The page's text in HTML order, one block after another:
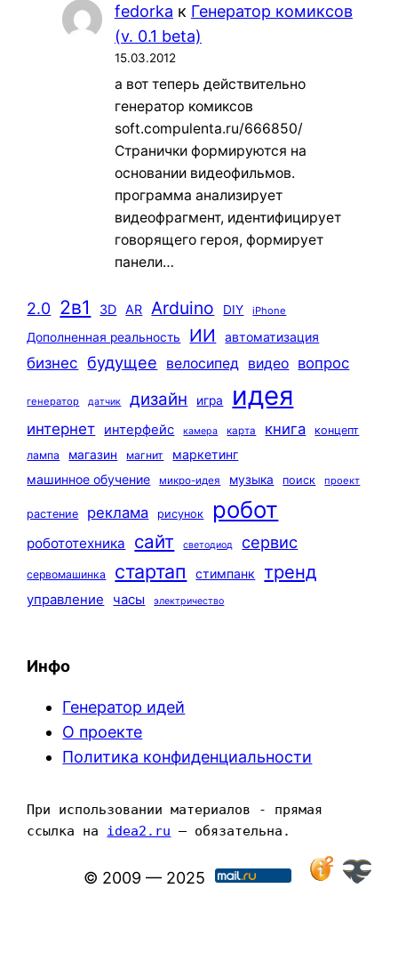
fedorka к Генератор комиксов
(v. 0.1 beta)
15.03.2012
а вот теперь действительно
генератор комиксов
soft.compulenta.ru/666850/
Странички формируются на
основании видеофильмов.
программа анализирует
видеофрагмент, идентифицирует
говорящего героя, формирует
панели…
2.0 2в1 3D AR Arduino DIY iPhone
Дополненная реальность ИИ автоматизация
бизнес будущее велосипед видео вопрос
генератор датчик дизайн игра идея
интернет интерфейс камера карта книга
концепт
лампа
магазин магнит
маркетинг
машинное обучение
микро-идея музыка поиск проект
растение реклама рисунок робот
робототехника сайт светодиод сервис
сервомашинка стартап стимпанк тренд
управление часы электричество
Инфо
Генератор идей
О проекте
Политика конфиденциальности
При использовании материалов - прямая
ссылка на idea2.ru — обязательна.
© 2009 — 2025